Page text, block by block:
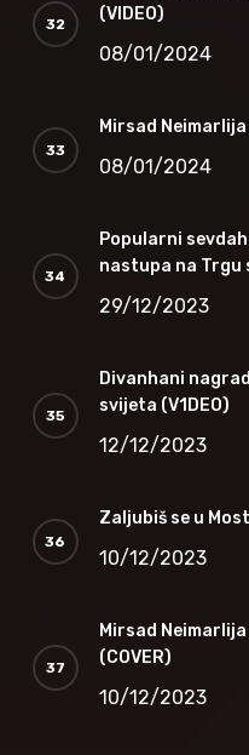
(VIDEO)
08/01/2024
Mirsad
08/01/2024
Popularni
nastupa na Trgu
29/12/2023
Divanhani
svijeta (V1DEO)
12/12/2023
Zaljubiš se u
10/12/2023
Mirsad
(COVER)
10/12/2023